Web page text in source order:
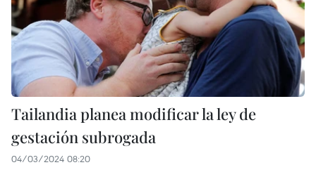
Tailandia planea modificar la ley de
gestación subrogada
04/03/2024 08:20